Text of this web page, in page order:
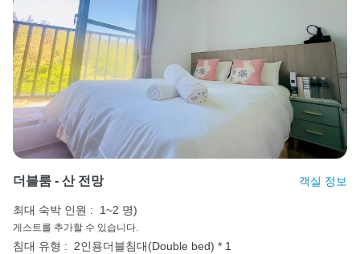
더블룸 - 산 전망 객실 정보
최대 숙박 인원 : 1~2 명)
게스트를 추가할 수 있습니다.
침대 유형 : 2인용더블침대(Double bed) * 1